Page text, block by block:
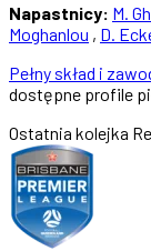
Napastnicy: M.
Moghanlou , D.
Pełny skład i
dostępne profile
Ostatnia kolejka